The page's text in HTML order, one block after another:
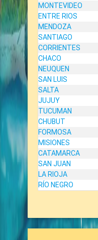
MONTEVIDEO
ENTRE RIOS
MENDOZA
SANTIAGO
CORRIENTES
CHACO
NEUQUEN
SAN LUIS
SALTA
JUJUY
TUCUMAN
CHUBUT
FORMOSA
MISIONES
CATAMARCA
SAN JUAN
LA RIOJA
RÍO NEGRO